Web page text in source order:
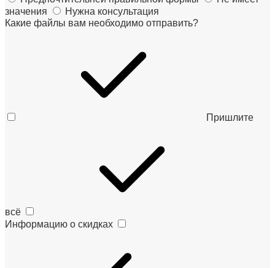
значения
Нужна консультация
Какие файлы вам необходимо отправить?
Пришлите
всё
Информацию о скидках